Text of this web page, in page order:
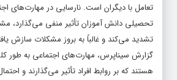
تحصیلی دانش آموزان تأثیر منفی می‌گذارد،
تشدید می‌کند و غالباً به بروز مشکلات سازش
گزارش سیناپرس، مهارت‌های اجتماعی به طور
هستند که بر روابط افراد تأثیر می‌گذارند و
اجتماعی را به بیشترین حد می‌رسانند.